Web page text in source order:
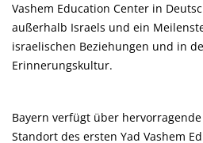
Vashem Education Center in
außerhalb Israels und ein
israelischen Beziehungen und in
Erinnerungskultur.
Bayern verfügt über
Standort des ersten Yad Vashem